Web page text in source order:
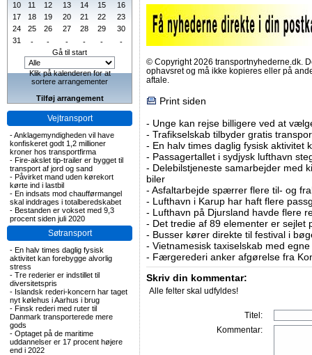
10
11 12 13 14 15
16
17
18 19 20 21 22
23
24
25 26 27 28 29
30
31
- - - - -
-
Gå til start
Klik på kalenderen for at
sortere arrangementer
Tilføj arrangement
Vejtransport
-Anklagemyndigheden vil have
konfiskeret godt 1,2 millioner
kroner hos transportfirma
- Fire-akslet tip-trailer er bygget til
transport af jord og sand
- Påvirket mand uden kørekort
kørte ind i lastbil
- En indsats mod chaufførmangel
skal inddrages i totalberedskabet
- Bestanden er vokset med 9,3
procent siden juli 2020
Søtransport
- En halv times daglig fysisk
aktivitet kan forebygge alvorlig
stress
- Tre rederier er indstillet til
diversitetspris
- Islandsk rederi-koncern har taget
nyt kølehus i Aarhus i brug
- Finsk rederi med ruter til
Danmark transporterede mere
gods
- Optaget på de maritime
uddannelser er 17 procent højere
end i 2022
© Copyright 2026 transportnyhederne.dk.
ophavsret og må ikke kopieres eller på
aftale.
Print siden
- Unge kan rejse billigere ved at
- Trafikselskab tilbyder gratis
- En halv times daglig fysisk aktivitet
- Passagertallet i sydjysk lufthavn
- Delebilstjeneste samarbejder med
biler
- Asfaltarbejde spærrer flere til- og
- Lufthavn i Karup har haft flere
- Lufthavn på Djursland havde flere
- Det tredie af 89 elementer er sejlet
- Busser kører direkte til festival i
- Vietnamesisk taxiselskab med
- Færgerederi anker afgørelse fra
Skriv din kommentar:
Alle felter skal udfyldes!
Titel:
Kommentar: